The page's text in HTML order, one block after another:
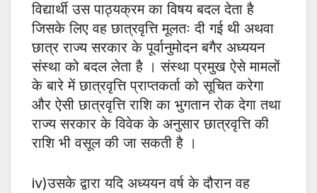
विद्यार्थी उस पाठ्यक्रम का विषय बदल देता है
जिसके लिए वह छात्रवृत्ति मूलतः दी गई थी अथवा
छात्र राज्य सरकार के पूर्वानुमोदन बगैर अध्ययन
संस्था को बदल लेता है । संस्था प्रमुख ऐसे मामलों
के बारे में छात्रवृत्ति प्राप्तकर्ता को सूचित करेगा
और ऐसी छात्रवृत्ति राशि का भुगतान रोक देगा तथा
राज्य सरकार के विवेक के अनुसार छात्रवृत्ति की
राशि भी वसूल की जा सकती है ।
iv)उसके द्वारा यदि अध्ययन वर्ष के दौरान वह